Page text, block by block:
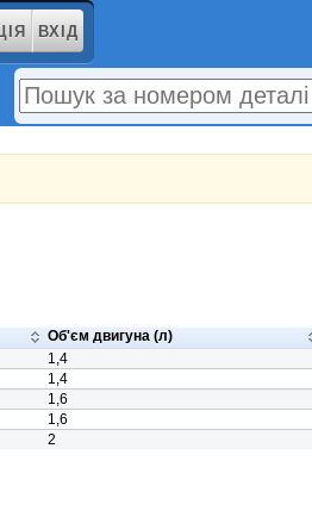
ВХІД
Об'єм двигуна (л)
1,4
1,4
1,6
1,6
2